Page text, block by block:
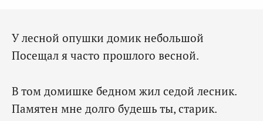
У лесной опушки домик небольшой
Посещал я часто прошлого весной.
В том домишке бедном жил седой лесник.
Памятен мне долго будешь ты, старик.